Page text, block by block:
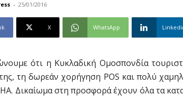
- 25/01/2016
X WhatsApp
ότι η Κυκλαδική Ομοσπονδία
τη δωρεάν χορήγηση POS και πολύ
Δικαίωμα στη προσφορά έχουν όλα τα